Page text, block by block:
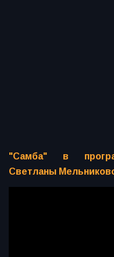
"Самба" в
Светланы